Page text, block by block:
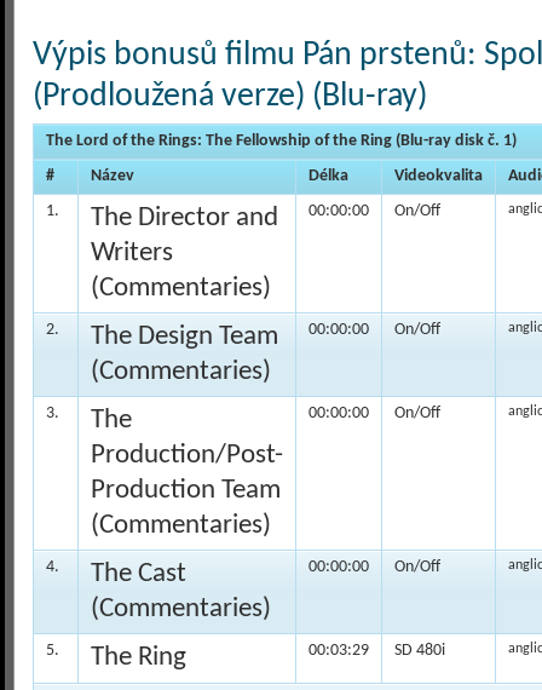
Výpis bonusů filmu Pán prstenů:
(Prodloužená verze) (Blu-ray)
The Lord of the Rings: The Fellowship of the Ring (Blu-ray disk č. 1)
#
Název Délka Videokvalita
1.
The Director and
Writers
(Commentaries)
00:00:00 On/Off
2.
The Design Team
(Commentaries)
00:00:00 On/Off
3.
The
Production/Post-
Production Team
(Commentaries)
00:00:00 On/Off
4.
The Cast
(Commentaries)
00:00:00 On/Off
5. The Ring 00:03:29 SD 480i